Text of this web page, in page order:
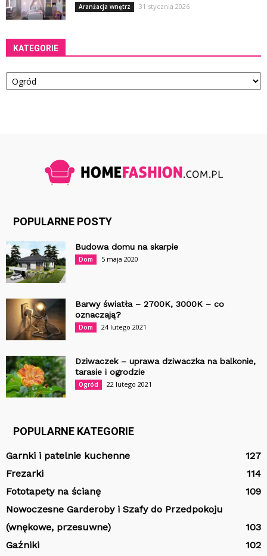
Aranżacja wnętrz 31 stycznia 2026
KATEGORIE
Kategorie
POPULARNE POSTY
Budowa domu na skarpie
Dom 5 maja 2020
Barwy światła – 2700K, 3000K – co
oznaczają?
Dom 24 lutego 2021
Dziwaczek – uprawa dziwaczka na balkonie,
tarasie i ogrodzie
Ogród 22 lutego 2021
POPULARNE KATEGORIE
Garnki i patelnie kuchenne
127
Frezarki
114
Fototapety na ścianę
109
Nowoczesne Garderoby i Szafy do Przedpokoju
(wnękowe, przesuwne)
103
Gaźniki
102